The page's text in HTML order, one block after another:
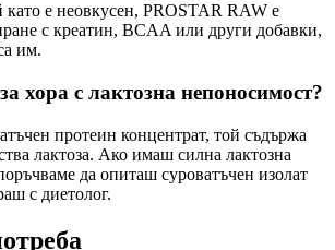
е неовкусен, PROSTAR RAW е
с креатин, BCAA или други добавки,
им.
хора с лактозна непоносимост?
протеин концентрат, той съдържа
лактоза. Ако имаш силна лактозна
да опиташ суроватъчен изолат
с диетолог.